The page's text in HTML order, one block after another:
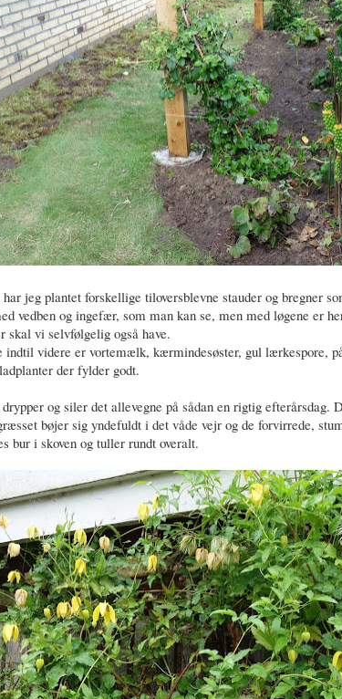
jeg plantet forskellige tiloversblevne stauder og bregner
vedben og ingefær, som man kan se, men med løgene er
skal vi selvfølgelig også have.
indtil videre er vortemælk, kærmindesøster, gul lærkespore,
der fylder godt.
og siler det allevegne på sådan en rigtig efterårsdag.
bøjer sig yndefuldt i det våde vejr og de forvirrede,
bur i skoven og tuller rundt overalt.